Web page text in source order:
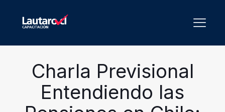
Charla Previsional
Entendiendo las